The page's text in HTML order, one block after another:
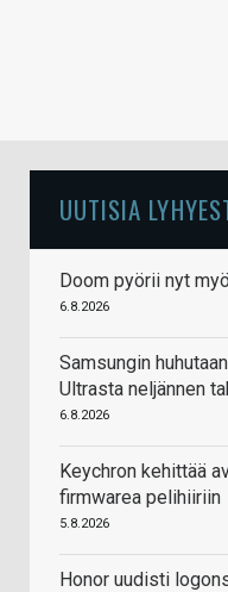
UUTISIA
Doom pyörii nyt
6.8.2026
Samsungin
Ultrasta neljännen
6.8.2026
Keychron kehittää
firmwarea pelihiiriin
5.8.2026
Honor uudisti